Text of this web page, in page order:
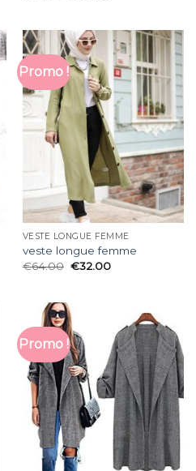
Promo !
VESTE LONGUE FEMME
veste longue femme
€64.00 €32.00
Promo !